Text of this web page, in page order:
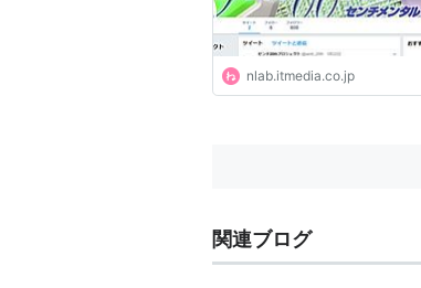
nlab.itmedia.co.jp
関連ブログ